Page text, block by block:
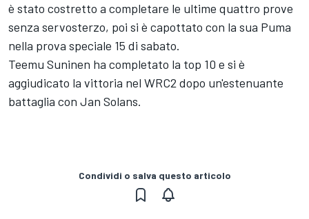
è stato costretto a completare le ultime quattro prove
senza servosterzo, poi si è capottato con la sua Puma
nella prova speciale 15 di sabato.
Teemu Suninen ha completato la top 10 e si è
aggiudicato la vittoria nel WRC2 dopo un'estenuante
battaglia con Jan Solans.
Condividi o salva questo articolo